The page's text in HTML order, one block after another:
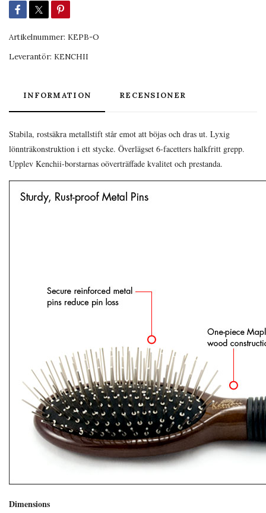
Artikelnummer: KEPB-O
Leverantör: KENCHII
INFORMATION RECENSIONER
Stabila, rostsäkra metallstift står emot att böjas och dras ut. Lyxig
lönnträkonstruktion i ett stycke. Överlägset 6-facetters halkfritt grepp.
Upplev Kenchii-borstarnas oöverträffade kvalitet och prestanda.
Dimensions